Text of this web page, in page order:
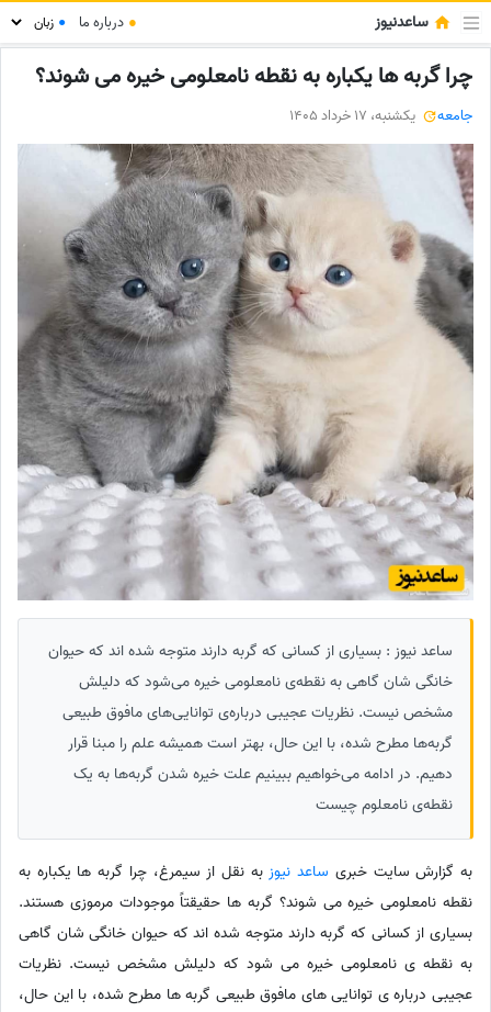
ساعدنیوز ● درباره ما ●
چرا گربه‌ ها یکباره به نقطه نامعلومی خیره می‌ شوند؟
جامعه یکشنبه، 17 خرداد 1405
ساعد نیوز : بسیاری از کسانی که گربه دارند متوجه شده اند که حیوان
خانگی شان گاهی به نقطه‌ی نامعلومی خیره می‌شود که دلیلش
مشخص نیست. نظریات عجیبی درباره‌ی توانایی‌های مافوق طبیعی
گربه‌ها مطرح شده، با این حال، بهتر است همیشه علم را مبنا قرار
دهیم. در ادامه می‌خواهیم ببینیم علت خیره شدن گربه‌ها به یک
نقطه‌ی نامعلوم چیست
به گزارش سایت خبری ساعد نیوزبه نقل از سیمرغ، چرا گربه ها یکباره به
نقطه نامعلومی خیره می شوند؟ گربه ها حقیقتاً موجودات مرموزی هستند.
بسیاری از کسانی که گربه دارند متوجه شده اند که حیوان خانگی شان گاهی
به نقطه ی نامعلومی خیره می شود که دلیلش مشخص نیست. نظریات
عجیبی درباره ی توانایی های مافوق طبیعی گربه ها مطرح شده، با این حال،